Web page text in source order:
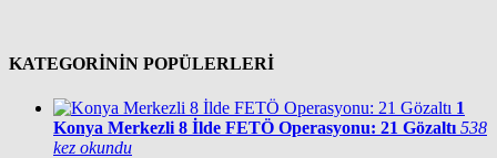
KATEGORİNİN POPÜLERLERİ
1
Konya Merkezli 8 İlde FETÖ Operasyonu: 21 Gözaltı 538
kez okundu